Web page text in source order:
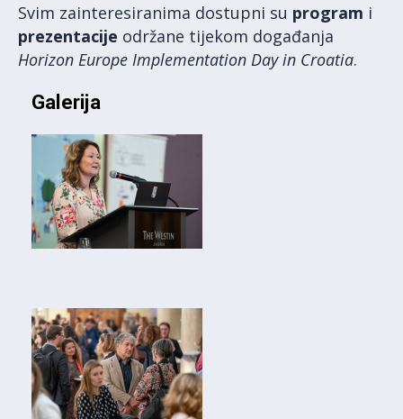
Svim zainteresiranima dostupni su program i
prezentacije održane tijekom događanja
Horizon Europe Implementation Day in Croatia.
Galerija